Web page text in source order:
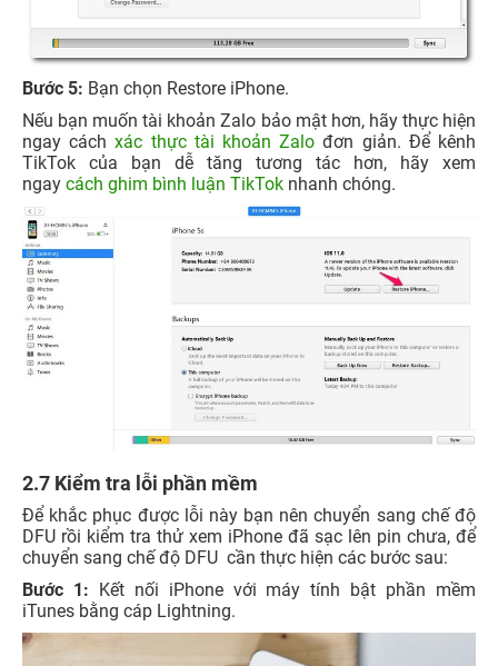
Bước 5: Bạn chọn Restore iPhone.
Nếu bạn muốn tài khoản Zalo bảo mật hơn, hãy thực hiện
ngay cáchxác thực tài khoản Zalo đơn giản. Để kênh
TikTok của bạn dễ tăng tương tác hơn, hãy xem
ngay cách ghim bình luận TikTok nhanh chóng.
2.7 Kiểm tra lỗi phần mềm
Để khắc phục được lỗi này bạn nên chuyển sang chế độ
DFU rồi kiểm tra thử xem iPhone đã sạc lên pin chưa, để
chuyển sang chế độ DFU cần thực hiện các bước sau:
Bước 1:
Kết nối iPhone với máy tính bật phần mềm
iTunes bằng cáp Lightning.